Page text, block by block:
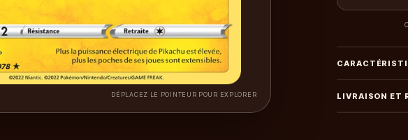
DÉPLACEZ LE POINTEUR POUR EXPLORER LIVRAISON ET